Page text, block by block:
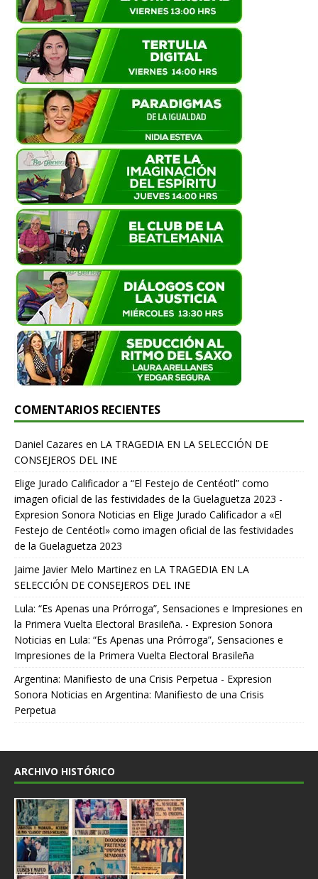
COMENTARIOS RECIENTES
Daniel Cazares en LA TRAGEDIA EN LA SELECCIÓN DE
CONSEJEROS DEL INE
Elige Jurado Calificador a “El Festejo de Centéotl” como
imagen oficial de las festividades de la Guelaguetza 2023 -
Expresion Sonora Noticias en Elige Jurado Calificador a «El
Festejo de Centéotl» como imagen oficial de las festividades
de la Guelaguetza 2023
Jaime Javier Melo Martinez en LA TRAGEDIA EN LA
SELECCIÓN DE CONSEJEROS DEL INE
Lula: “Es Apenas una Prórroga”, Sensaciones e Impresiones en
la Primera Vuelta Electoral Brasileña. - Expresion Sonora
Noticias en Lula: “Es Apenas una Prórroga”, Sensaciones e
Impresiones de la Primera Vuelta Electoral Brasileña
Argentina: Manifiesto de una Crisis Perpetua - Expresion
Sonora Noticias en Argentina: Manifiesto de una Crisis
Perpetua
ARCHIVO HISTÓRICO